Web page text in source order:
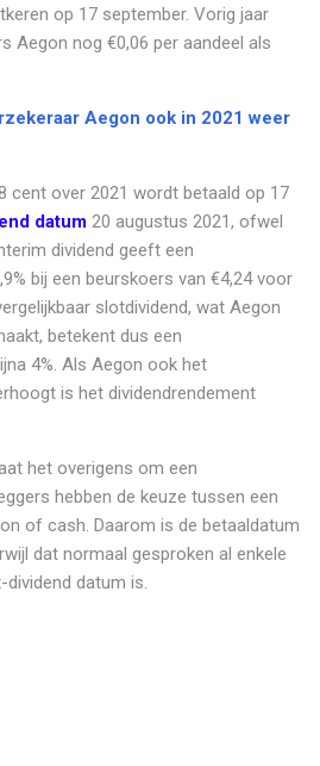
op 17 september. Vorig jaar
Aegon nog €0,06 per aandeel als
Aegon ook in 2021 weer
cent over 2021 wordt betaald op 17
datum 20 augustus 2021, ofwel
dividend geeft een
bij een beurskoers van €4,24 voor
slotdividend, wat Aegon
betekent dus een
4%. Als Aegon ook het
is het dividendrendement
het overigens om een
hebben de keuze tussen een
of cash. Daarom is de betaaldatum
dat normaal gesproken al enkele
datum is.